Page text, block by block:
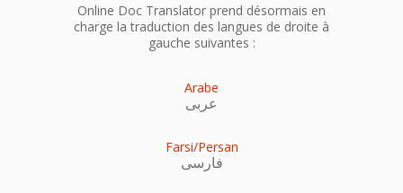
Online Doc Translator prend désormais en
charge la traduction des langues de droite à
gauche suivantes :
Arabe
عربى
Farsi/Persan
فارسی